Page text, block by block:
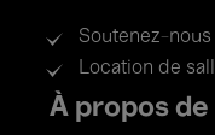
Soutenez-nous
Location de
Footer
menu
À propos de